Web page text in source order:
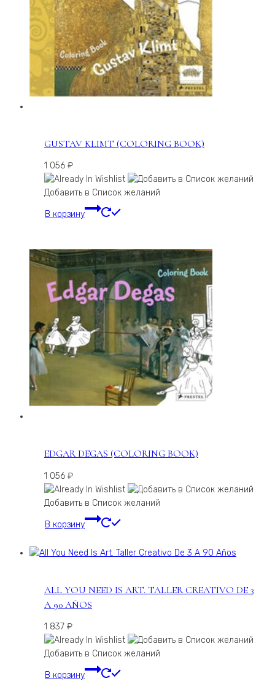
GUSTAV KLIMT (COLORING BOOK)
1 056 ₽
Добавить в Список желаний
В корзину
EDGAR DEGAS (COLORING BOOK)
1 056 ₽
Добавить в Список желаний
В корзину
ALL YOU NEED IS ART. TALLER CREATIVO DE 3
A 90 AÑOS
1 837 ₽
Добавить в Список желаний
В корзину